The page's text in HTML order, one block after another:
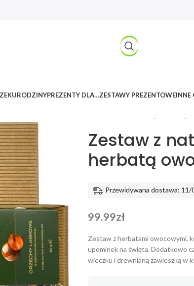
URODZINYPREZENTY DLA…ZESTAWY PREZENTOWEINNE
Zestaw z
herbatą
Przewidywana dostawa:
99.99zł
Zestaw z herbatami owocowymi,
upominek na święta. Dodatkowo
wieczku i drewnianą zawieszką w